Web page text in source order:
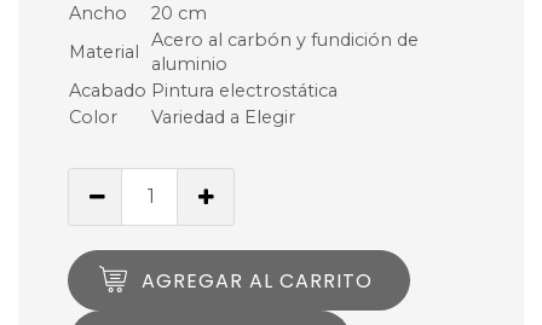
Ancho
20 cm
Material
Acero al carbón y fundición de
aluminio
Acabado Pintura electrostática
Color
Variedad a Elegir
AGREGAR AL CARRITO